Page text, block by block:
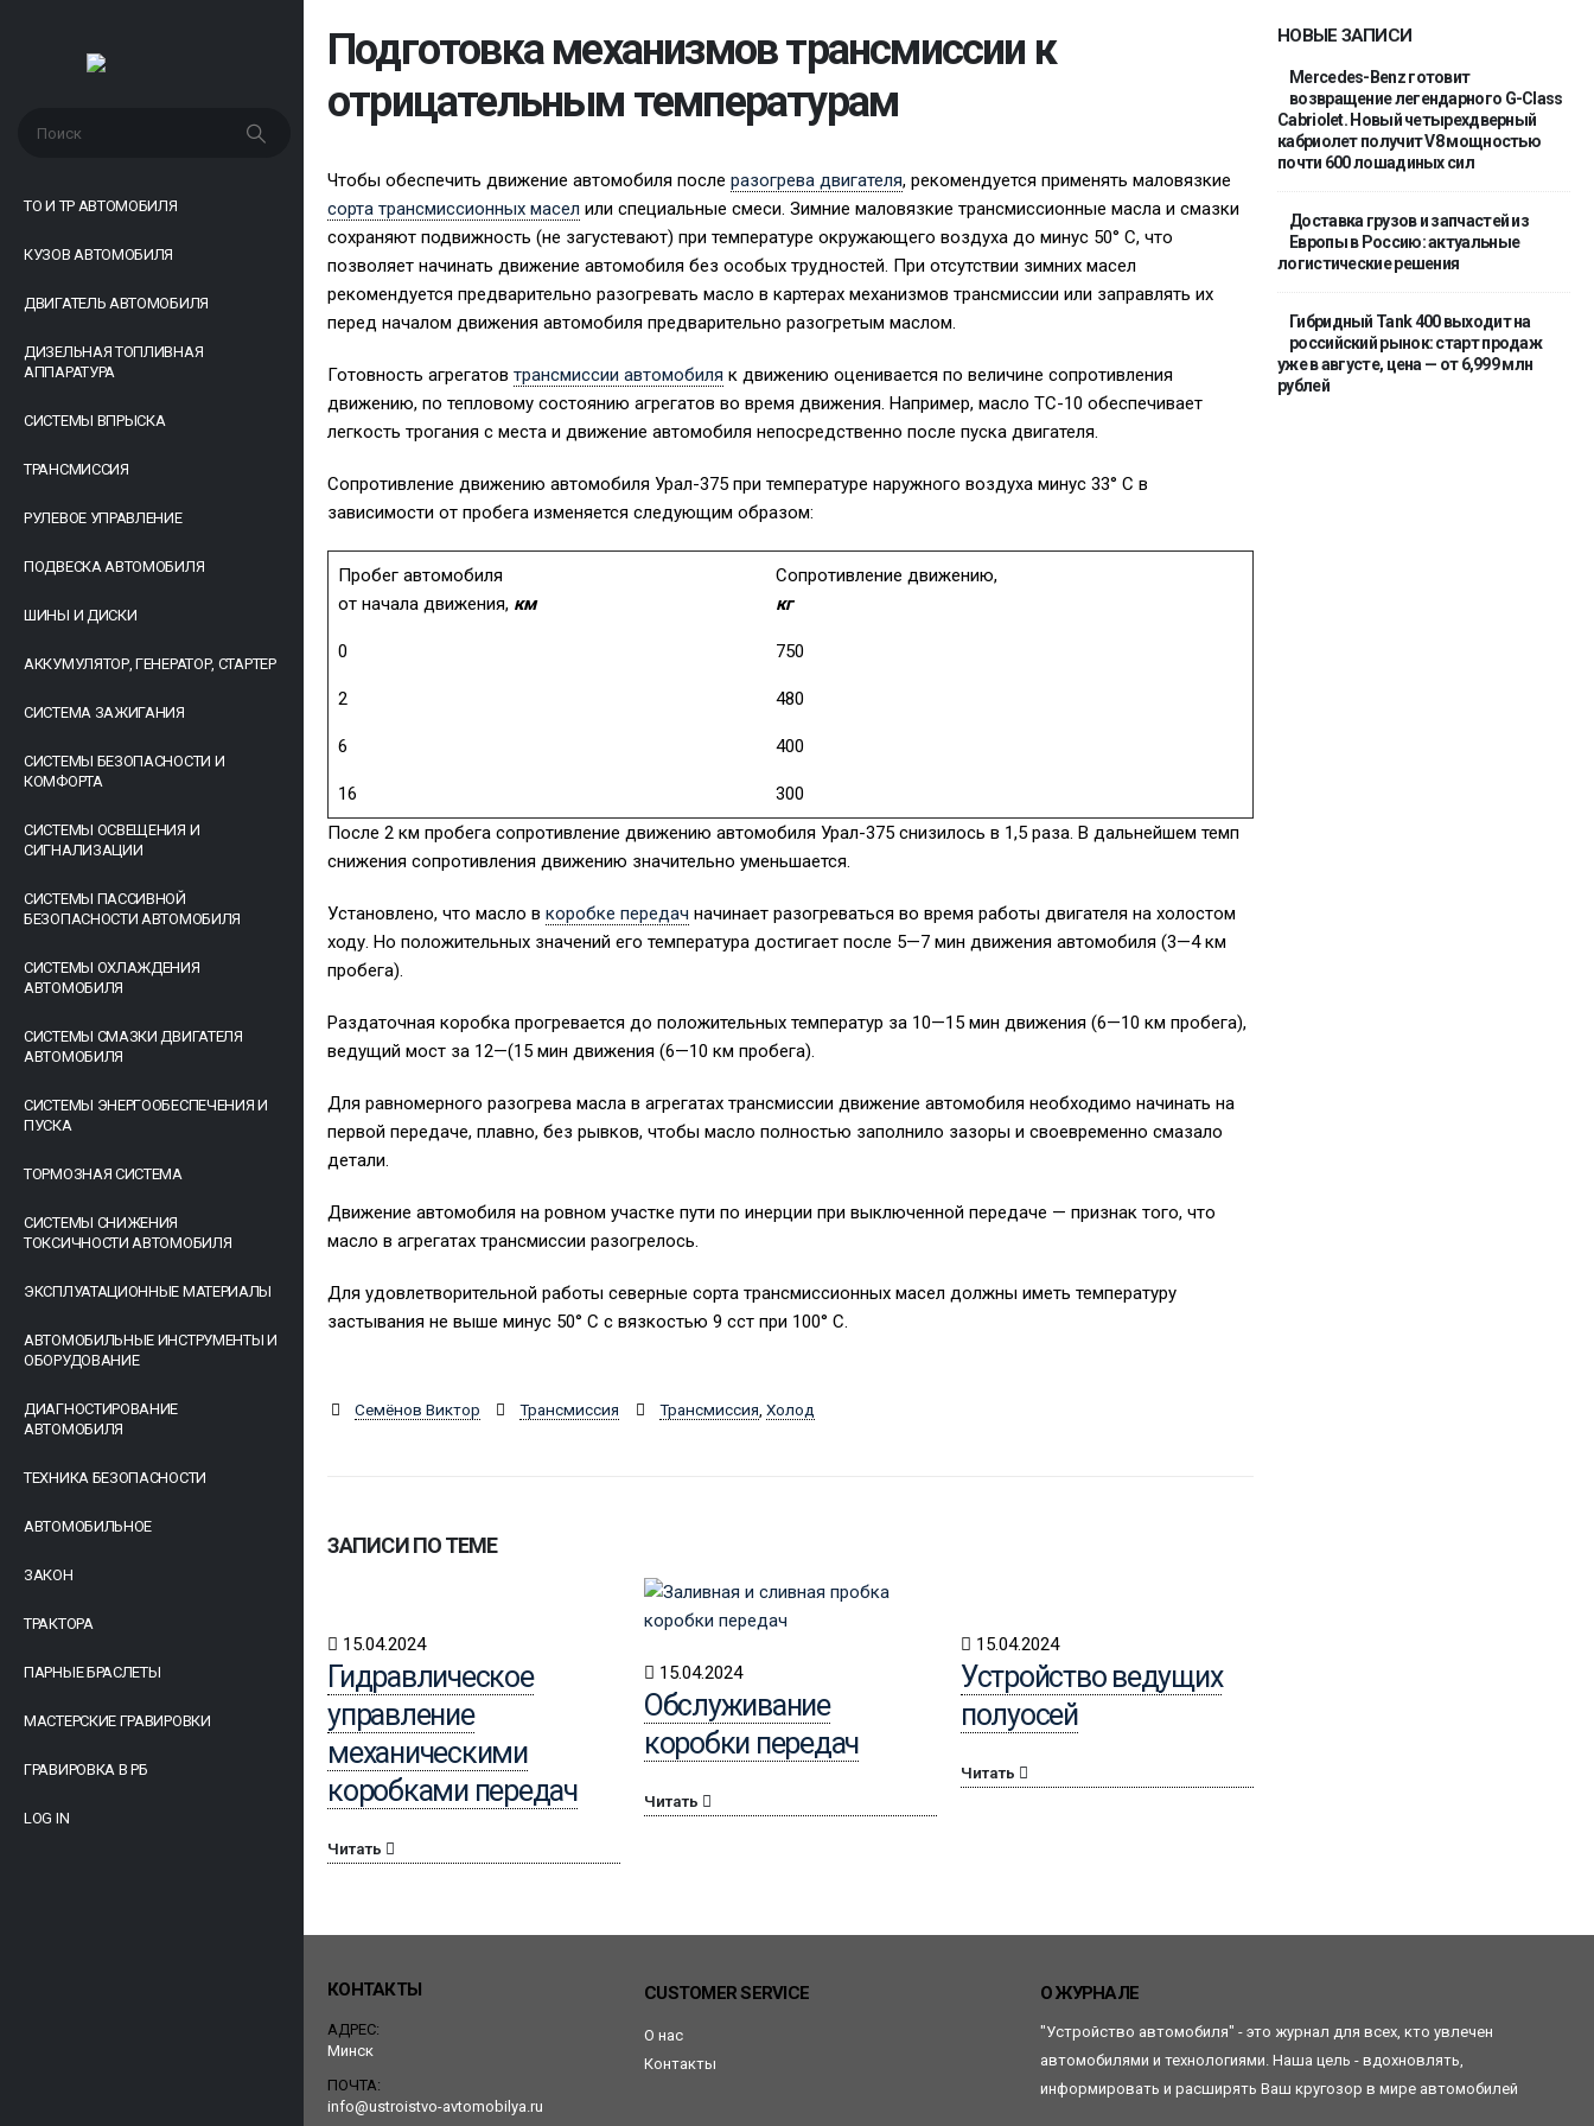
ТО И ТР АВТОМОБИЛЯ
КУЗОВ АВТОМОБИЛЯ
ДВИГАТЕЛЬ АВТОМОБИЛЯ
ДИЗЕЛЬНАЯ ТОПЛИВНАЯ
АППАРАТУРА
СИСТЕМЫ ВПРЫСКА
ТРАНСМИССИЯ
РУЛЕВОЕ УПРАВЛЕНИЕ
ПОДВЕСКА АВТОМОБИЛЯ
ШИНЫ И ДИСКИ
АККУМУЛЯТОР, ГЕНЕРАТОР, СТАРТЕР
СИСТЕМА ЗАЖИГАНИЯ
СИСТЕМЫ БЕЗОПАСНОСТИ И
КОМФОРТА
СИСТЕМЫ ОСВЕЩЕНИЯ И
СИГНАЛИЗАЦИИ
СИСТЕМЫ ПАССИВНОЙ
БЕЗОПАСНОСТИ АВТОМОБИЛЯ
СИСТЕМЫ ОХЛАЖДЕНИЯ
АВТОМОБИЛЯ
СИСТЕМЫ СМАЗКИ ДВИГАТЕЛЯ
АВТОМОБИЛЯ
СИСТЕМЫ ЭНЕРГООБЕСПЕЧЕНИЯ И
ПУСКА
ТОРМОЗНАЯ СИСТЕМА
СИСТЕМЫ СНИЖЕНИЯ
ТОКСИЧНОСТИ АВТОМОБИЛЯ
ЭКСПЛУАТАЦИОННЫЕ МАТЕРИАЛЫ
АВТОМОБИЛЬНЫЕ ИНСТРУМЕНТЫ И
ОБОРУДОВАНИЕ
ДИАГНОСТИРОВАНИЕ
АВТОМОБИЛЯ
ТЕХНИКА БЕЗОПАСНОСТИ
АВТОМОБИЛЬНОЕ
ЗАКОН
ТРАКТОРА
ПАРНЫЕ БРАСЛЕТЫ
МАСТЕРСКИЕ ГРАВИРОВКИ
ГРАВИРОВКА В РБ
LOG IN
Подготовка механизмов трансмиссии к
отрицательным температурам
Чтобы обеспечить движение автомобиля после разогрева двигателя, рекомендуется применять маловязкие
сорта трансмиссионных масел или специальные смеси. Зимние маловязкие трансмиссионные масла и смазки
сохраняют подвижность (не загустевают) при температуре окружающего воздуха до минус 50° С, что
позволяет начинать движение автомобиля без особых трудностей. При отсутствии зимних масел
рекомендуется предварительно разогревать масло в картерах механизмов трансмиссии или заправлять их
перед началом движения автомобиля предварительно разогретым маслом.
Готовность агрегатов трансмиссии автомобиля к движению оценивается по величине сопротивления
движению, по тепловому состоянию агрегатов во время движения. Например, масло ТС-10 обеспечивает
легкость трогания с места и движение автомобиля непосредственно после пуска двигателя.
Сопротивление движению автомобиля Урал-375 при температуре наружного воздуха минус 33° С в
зависимости от пробега изменяется следующим образом:
Пробег автомобиля
от начала движения, км
Сопротивление движению,
кг
0 750
2 480
6 400
16
300
После 2 км пробега сопротивление движению автомобиля Урал-375 снизилось в 1,5 раза. В дальнейшем темп
снижения сопротивления движению значительно уменьшается.
Установлено, что масло в коробке передач начинает разогреваться во время работы двигателя на холостом
ходу. Но положительных значений его температура достигает после 5—7 мин движения автомобиля (3—4 км
пробега).
Раздаточная коробка прогревается до положительных температур за 10—15 мин движения (6—10 км пробега),
ведущий мост за 12—(15 мин движения (6—10 км пробега).
Для равномерного разогрева масла в агрегатах трансмиссии движение автомобиля необходимо начинать на
первой передаче, плавно, без рывков, чтобы масло полностью заполнило зазоры и своевременно смазало
детали.
Движение автомобиля на ровном участке пути по инерции при выключенной передаче — признак того, что
масло в агрегатах трансмиссии разогрелось.
Для удовлетворительной работы северные сорта трансмиссионных масел должны иметь температуру
застывания не выше минус 50° С с вязкостью 9 сст при 100° С.
Семёнов Виктор Трансмиссия Трансмиссия Холод
ЗАПИСИ ПО ТЕМЕ
15.04.2024
Гидравлическое
управление
механическими
коробками передач
Читать
15.04.2024
Обслуживание
коробки передач
Читать
15.04.2024
Устройство ведущих
полуосей
Читать
НОВЫЕ ЗАПИСИ
Mercedes-Benz готовит
возвращение легендарного G-Class
Cabriolet. Новый четырехдверный
кабриолет получит V8 мощностью
почти 600 лошадиных сил
Доставка грузов и запчастей из
Европы в Россию: актуальные
логистические решения
Гибридный Tank 400 выходит на
российский рынок: старт продаж
уже в августе, цена — от 6,999 млн
рублей
КОНТАКТЫ
АДРЕС:
Минск
ПОЧТА:
info@ustroistvo-avtomobilya.ru
CUSTOMER SERVICE
О нас
Контакты
О ЖУРНАЛЕ
"Устройство автомобиля" - это журнал для всех, кто увлечен
автомобилями и технологиями. Наша цель - вдохновлять,
информировать и расширять Ваш кругозор в мире автомобилей